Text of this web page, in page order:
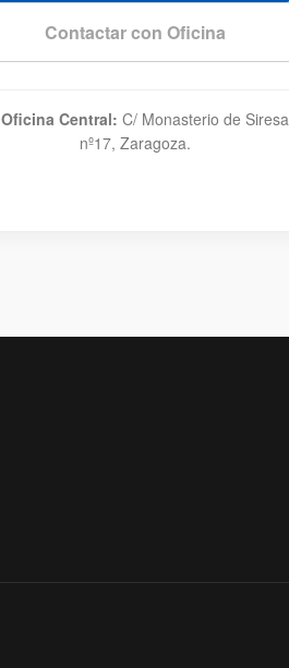
Contactar con Oficina
Oficina Central: C/ Monasterio de Siresa
nº17, Zaragoza.